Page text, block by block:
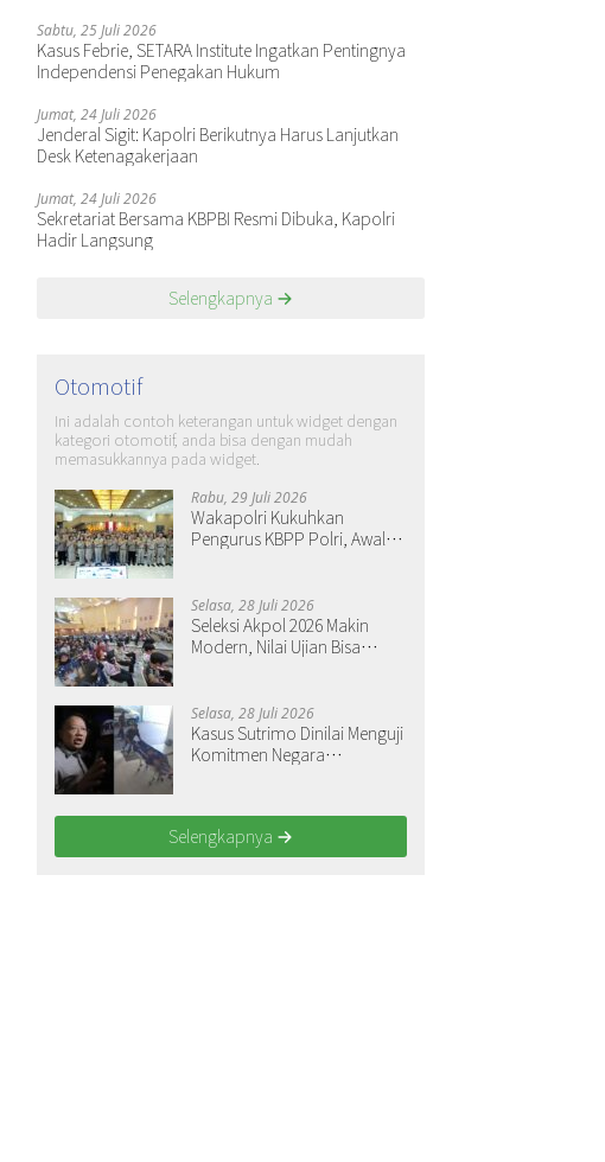
Sabtu, 25 Juli 2026
Kasus Febrie, SETARA Institute Ingatkan Pentingnya
Independensi Penegakan Hukum
Jumat, 24 Juli 2026
Jenderal Sigit: Kapolri Berikutnya Harus Lanjutkan
Desk Ketenagakerjaan
Jumat, 24 Juli 2026
Sekretariat Bersama KBPBI Resmi Dibuka, Kapolri
Hadir Langsung
Selengkapnya
Otomotif
Ini adalah contoh keterangan untuk widget dengan
kategori otomotif, anda bisa dengan mudah
memasukkannya pada widget.
Rabu, 29 Juli 2026
Wakapolri Kukuhkan
Pengurus KBPP Polri, Awali
Selasa, 28 Juli 2026
Seleksi Akpol 2026 Makin
Modern, Nilai Ujian Bisa
Selasa, 28 Juli 2026
Kasus Sutrimo Dinilai Menguji
Komitmen Negara
Selengkapnya